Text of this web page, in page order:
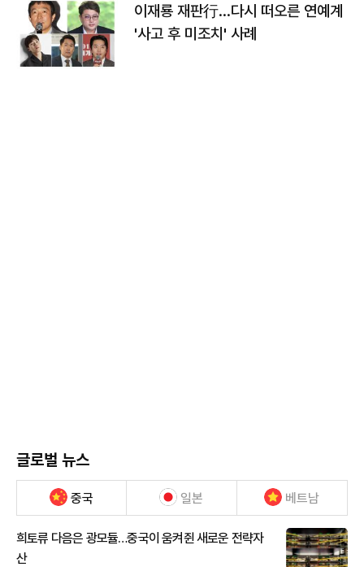
이재룡 재판行…다시 떠오른 연예계
'사고 후 미조치' 사례
글로벌 뉴스
중국 일본 베트남
희토류 다음은 광모듈…중국이 움켜쥔 새로운 전략자
산